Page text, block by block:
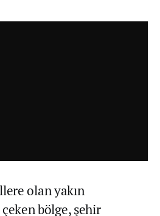
olan yakın
bölge, şehir